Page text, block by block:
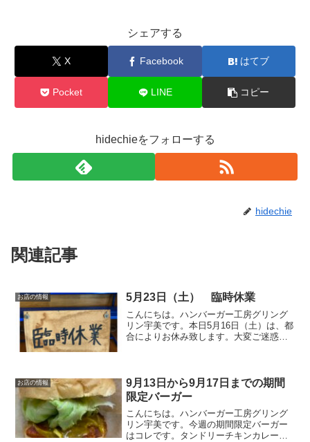
シェアする
X Facebook はてブ
Pocket LINE コピー
hidechieをフォローする
hidechie
関連記事
お店の情報 5月23日（土） 臨時休業
こんにちは。ハンバーガー工房グリング
リン宇美です。本日5月16日（土）は、都
合によりお休み致します。大変ご迷惑を
顔いっぱいの一日にな...
お店の情報
9月13日から9月17日までの期間
限定バーガー
こんにちは。ハンバーガー工房グリング
リン宇美です。今週の期間限定バーガー
はコレです。タンドリーチキンカレーバ